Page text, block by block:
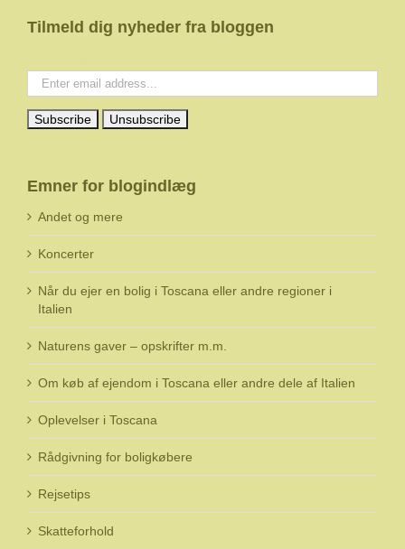
Tilmeld dig nyheder fra bloggen
Emner for blogindlæg
Andet og mere
Koncerter
Når du ejer en bolig i Toscana eller andre regioner i
Italien
Naturens gaver – opskrifter m.m.
Om køb af ejendom i Toscana eller andre dele af Italien
Oplevelser i Toscana
Rådgivning for boligkøbere
Rejsetips
Skatteforhold